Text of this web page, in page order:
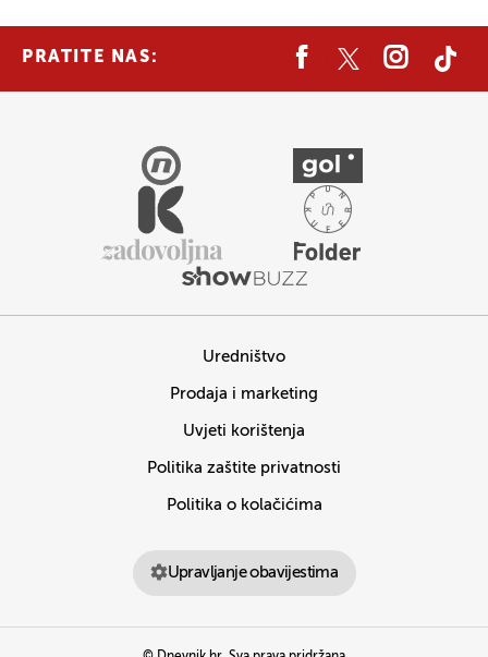
PRATITE NAS:
Uredništvo
Prodaja i marketing
Uvjeti korištenja
Politika zaštite privatnosti
Politika o kolačićima
Upravljanje obavijestima